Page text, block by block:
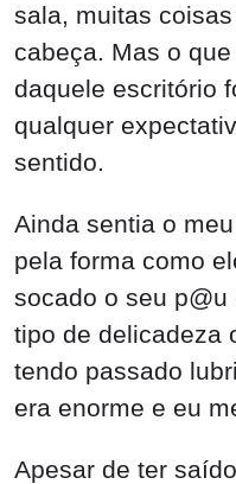
sala, muitas
cabeça. Mas o
daquele escritório
qualquer
sentido.
Ainda sentia o
pela forma como
socado o seu
tipo de delicadeza
tendo passado
era enorme e eu
Apesar de ter